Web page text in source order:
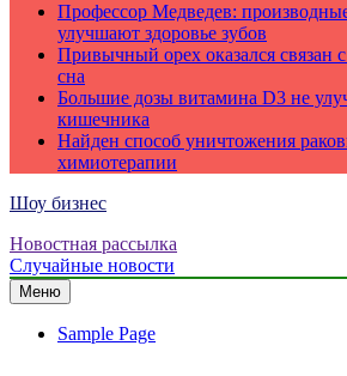
Профессор Медведев:
улучшают здоровье зубов
Привычный орех оказался связан
сна
Большие дозы витамина D3 не
кишечника
Найден способ уничтожения
химиотерапии
Шоу бизнес
Новостная рассылка
Случайные новости
Меню
Sample Page